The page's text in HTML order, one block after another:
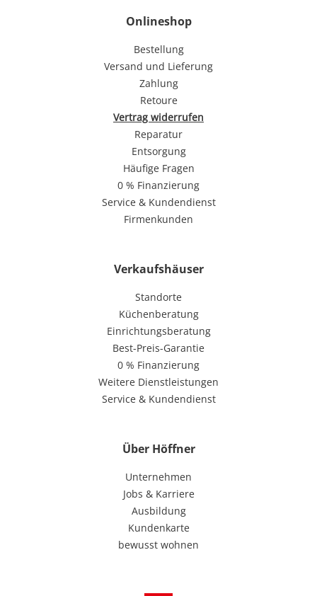
Onlineshop
Bestellung
Versand und Lieferung
Zahlung
Retoure
Vertrag widerrufen
Reparatur
Entsorgung
Häufige Fragen
0 % Finanzierung
Service & Kundendienst
Firmenkunden
Verkaufshäuser
Standorte
Küchenberatung
Einrichtungsberatung
Best-Preis-Garantie
0 % Finanzierung
Weitere Dienstleistungen
Service & Kundendienst
Über Höffner
Unternehmen
Jobs & Karriere
Ausbildung
Kundenkarte
bewusst wohnen